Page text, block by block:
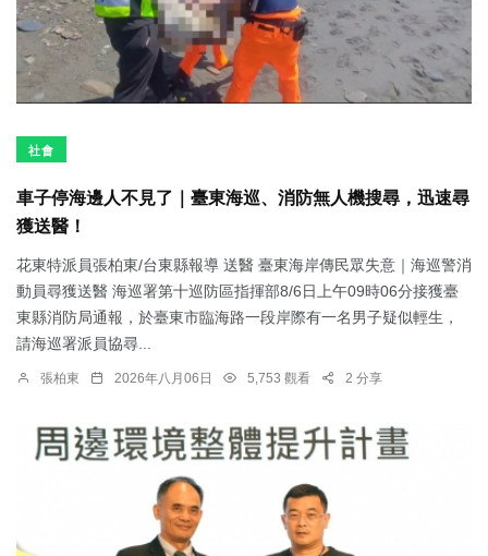
社會
車子停海邊人不見了｜臺東海巡、消防無人機搜尋，迅速尋
獲送醫！
花東特派員張柏東/台東縣報導 送醫 臺東海岸傳民眾失意｜海巡警消
動員尋獲送醫 海巡署第十巡防區指揮部8/6日上午09時06分接獲臺
東縣消防局通報，於臺東市臨海路一段岸際有一名男子疑似輕生，
請海巡署派員協尋...
張柏東 2026年八月06日 5,753 觀看 2 分享